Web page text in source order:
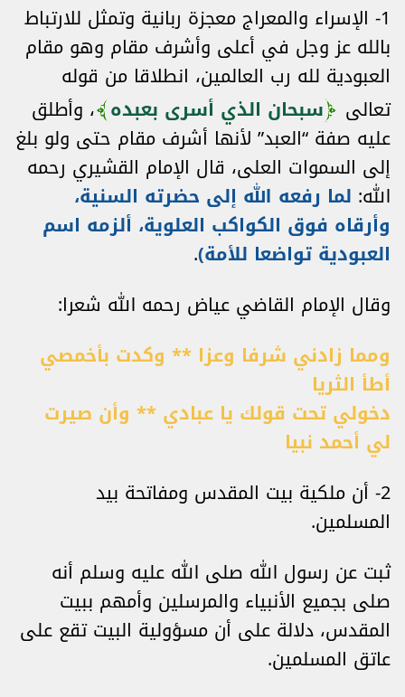
1- الإسراء والمعراج معجزة ربانية وتمثل للارتباط
بالله عز وجل في أعلى وأشرف مقام وهو مقام
العبودية لله رب العالمين، انطلاقا من قوله
تعالى
سبحان الذي أسرى بعبده ، وأطلق
عليه صفة “العبد” لأنها أشرف مقام حتى ولو بلغ
إلى السموات العلى، قال الإمام القشيري رحمه
الله: لما رفعه الله إلى حضرته السنية،
وأرقاه فوق الكواكب العلوية، ألزمه اسم
العبودية تواضعا للأمة).
وقال الإمام القاضي عياض رحمه الله شعرا:
ومما زادني شرفا وعزا ** وكدت بأخمصي
أطأ الثريا
دخولي تحت قولك يا عبادي ** وأن صيرت
لي أحمد نبيا
2- أن ملكية بيت المقدس ومفاتحة بيد
المسلمين.
ثبت عن رسول الله صلى الله عليه وسلم أنه
صلى بجميع الأنبياء والمرسلين وأمهم ببيت
المقدس، دلالة على أن مسؤولية البيت تقع على
عاتق المسلمين.